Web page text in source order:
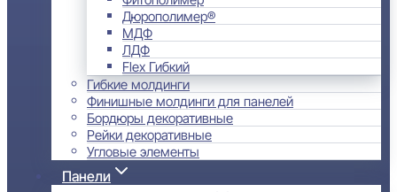
Дюрополимер®
МДФ
ЛДФ
Flex Гибкий
Гибкие молдинги
Финишные молдинги для панелей
Бордюры декоративные
Рейки декоративные
Угловые элементы
Панели